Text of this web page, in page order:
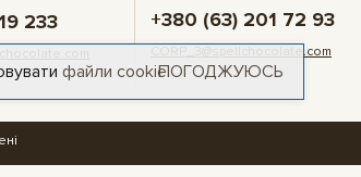
233 +380 (63) 201 72 93
CORP_3@spellchocolate.com
файли cookieПОГОДЖУЮСЬ